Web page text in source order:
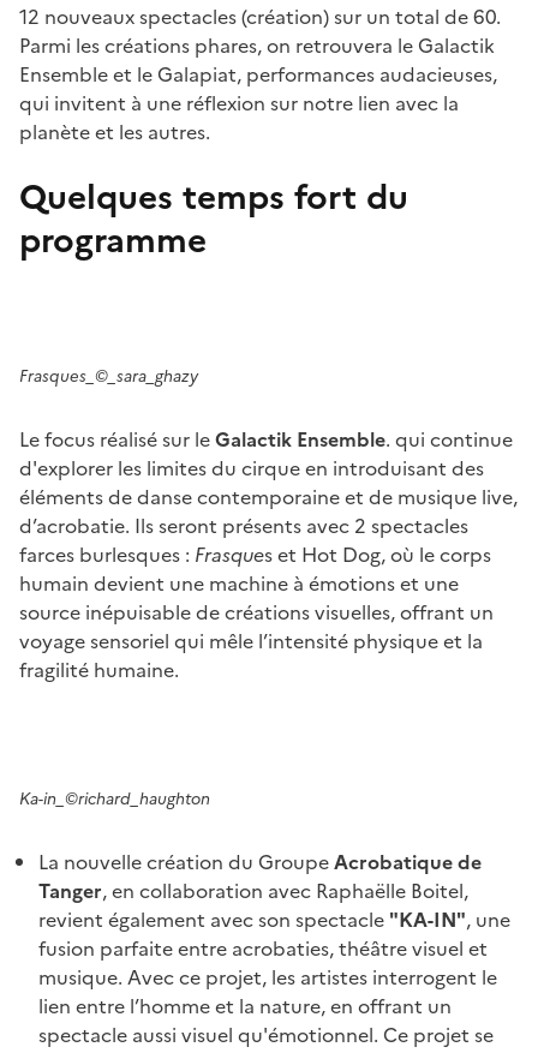
12 nouveaux spectacles (création) sur un total de 60.
Parmi les créations phares, on retrouvera le Galactik
Ensemble et le Galapiat, performances audacieuses,
qui invitent à une réflexion sur notre lien avec la
planète et les autres.
Quelques temps fort du
programme
Frasques_©_sara_ghazy
Le focus réalisé sur leGalactik Ensemble. qui continue
d'explorer les limites du cirque en introduisant des
éléments de danse contemporaine et de musique live,
d’acrobatie. Ils seront présents avec 2 spectacles
farces burlesques : Frasques et Hot Dog, où le corps
humain devient une machine à émotions et une
source inépuisable de créations visuelles, offrant un
voyage sensoriel qui mêle l’intensité physique et la
fragilité humaine.
Ka-in_©richard_haughton
La nouvelle création du GroupeAcrobatique de
Tanger, en collaboration avec Raphaëlle Boitel,
revient également avec son spectacle "KA-IN", une
fusion parfaite entre acrobaties, théâtre visuel et
musique. Avec ce projet, les artistes interrogent le
lien entre l’homme et la nature, en offrant un
spectacle aussi visuel qu'émotionnel. Ce projet se